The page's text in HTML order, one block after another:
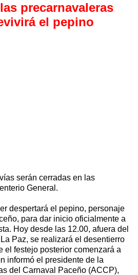
precarnavaleras
el pepino
serán cerradas en las
General.
despertará el pepino, personaje
para dar inicio oficialmente a
Hoy desde las 12.00, afuera del
Paz, se realizará el desentierro
el festejo posterior comenzará a
informó el presidente de la
del Carnaval Paceño (ACCP),